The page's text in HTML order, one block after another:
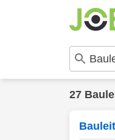
27